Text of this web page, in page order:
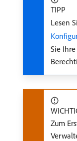
TIPP
Lesen
Sie
Zum